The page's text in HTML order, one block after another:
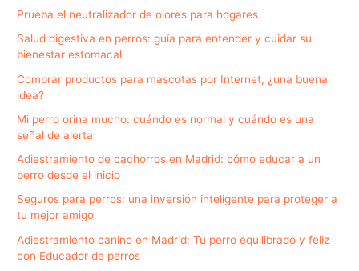
Prueba el neutralizador de olores para hogares
Salud digestiva en perros: guía para entender y cuidar su
bienestar estomacal
Comprar productos para mascotas por Internet, ¿una buena
idea?
Mi perro orina mucho: cuándo es normal y cuándo es una
señal de alerta
Adiestramiento de cachorros en Madrid: cómo educar a un
perro desde el inicio
Seguros para perros: una inversión inteligente para proteger a
tu mejor amigo
Adiestramiento canino en Madrid: Tu perro equilibrado y feliz
con Educador de perros